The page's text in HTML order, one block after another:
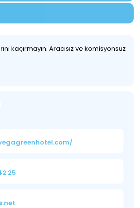
kaçırmayın. Aracısız ve komisyonsuz
25